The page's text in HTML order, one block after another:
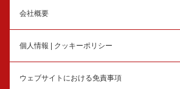
会社概要
個人情報 | クッキーポリシー
ウェブサイトにおける免責事項